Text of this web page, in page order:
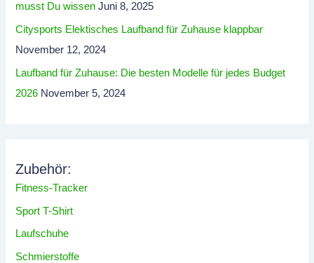
musst Du wissen Juni 8, 2025
Citysports Elektisches Laufband für Zuhause klappbar
November 12, 2024
Laufband für Zuhause: Die besten Modelle für jedes Budget
2026 November 5, 2024
Zubehör:
Fitness-Tracker
Sport T-Shirt
Laufschuhe
Schmierstoffe